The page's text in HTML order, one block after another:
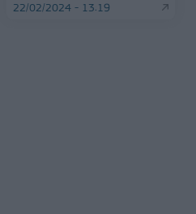
22/02/2024 - 13:19